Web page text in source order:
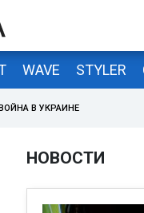
WAVE STYLER
В УКРАИНЕ
НОВОСТИ